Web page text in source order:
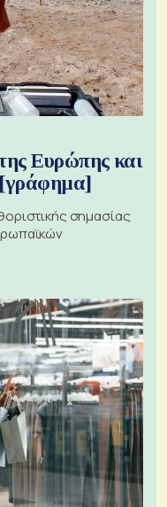
Ευρώπης και
[γράφημα]
σημασίας